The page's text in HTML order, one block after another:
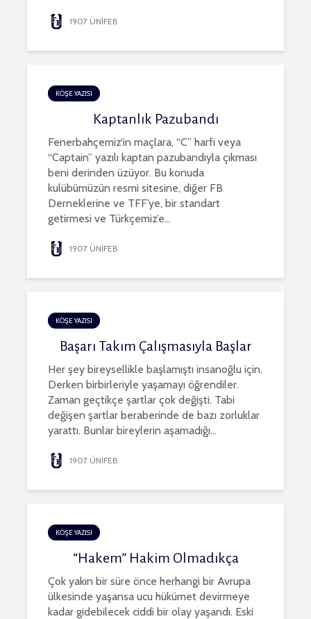
1907 ÜNİFEB
KÖŞE YAZISI
Kaptanlık Pazubandı
Fenerbahçemiz‘in maçlara, “C” harfi veya
“Captain” yazılı kaptan pazubandıyla çıkması
beni derinden üzüyor. Bu konuda
kulübümüzün resmi sitesine, diğer FB
Derneklerine ve TFF’ye, bir standart
getirmesi ve Türkçemiz’e...
1907 ÜNİFEB
KÖŞE YAZISI
Başarı Takım Çalışmasıyla Başlar
Her şey bireysellikle başlamıştı insanoğlu için.
Derken birbirleriyle yaşamayı öğrendiler.
Zaman geçtikçe şartlar çok değişti. Tabi
değişen şartlar beraberinde de bazı zorluklar
yarattı. Bunlar bireylerin aşamadığı...
1907 ÜNİFEB
KÖŞE YAZISI
“Hakem” Hakim Olmadıkça
Çok yakın bir süre önce herhangi bir Avrupa
ülkesinde yaşansa ucu hükümet devirmeye
kadar gidebilecek ciddi bir olay yaşandı. Eski